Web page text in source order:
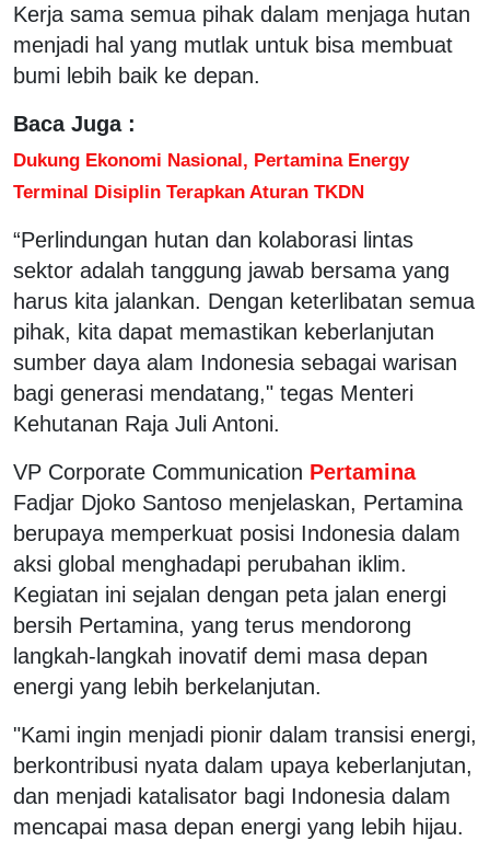
Kerja sama semua pihak dalam menjaga hutan
menjadi hal yang mutlak untuk bisa membuat
bumi lebih baik ke depan.
Baca Juga :
Dukung Ekonomi Nasional, Pertamina Energy
Terminal Disiplin Terapkan Aturan TKDN
“Perlindungan hutan dan kolaborasi lintas
sektor adalah tanggung jawab bersama yang
harus kita jalankan. Dengan keterlibatan semua
pihak, kita dapat memastikan keberlanjutan
sumber daya alam Indonesia sebagai warisan
bagi generasi mendatang," tegas Menteri
Kehutanan Raja Juli Antoni.
VP Corporate Communication Pertamina
Fadjar Djoko Santoso menjelaskan, Pertamina
berupaya memperkuat posisi Indonesia dalam
aksi global menghadapi perubahan iklim.
Kegiatan ini sejalan dengan peta jalan energi
bersih Pertamina, yang terus mendorong
langkah-langkah inovatif demi masa depan
energi yang lebih berkelanjutan.
"Kami ingin menjadi pionir dalam transisi energi,
berkontribusi nyata dalam upaya keberlanjutan,
dan menjadi katalisator bagi Indonesia dalam
mencapai masa depan energi yang lebih hijau.